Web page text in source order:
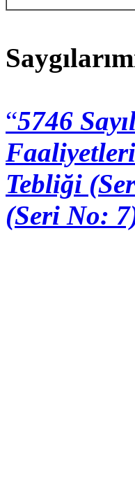
“5746
Tebliği
(Seri No: